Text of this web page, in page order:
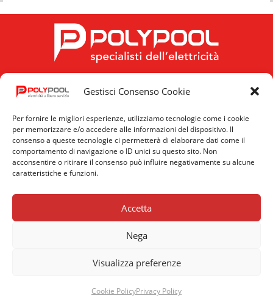
Gestisci Consenso Cookie
Per fornire le migliori esperienze, utilizziamo tecnologie come i cookie
per memorizzare e/o accedere alle informazioni del dispositivo. Il
consenso a queste tecnologie ci permetterà di elaborare dati come il
comportamento di navigazione o ID unici su questo sito. Non
acconsentire o ritirare il consenso può influire negativamente su alcune
caratteristiche e funzioni.
Accetta
Nega
Visualizza preferenze
Cookie PolicyPrivacy Policy
Privacy
Cookie
Policy
News
© 2026 Poly Pool S.p.A. Via Sottocorna, 21/B 24020 PARRE (BG) |
polypool@polypool.it | tel. 035 4104000 | fax 035 702716